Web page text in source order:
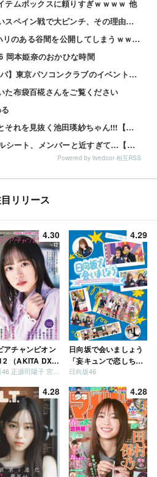
テムボックスに頼りすぎｗｗｗｗ 他
日本代表、絶対負けられないスペイン戦で大ピンチ、その理由がこれｗｗｗｗ 他
【動画】大場久美子(63)、ハリのある谷間を公開してしまうｗｗｗ 他
岡本姫奈のおかひな時間
【動画】2026.08.08 【タコパ】東京パソコンクラブのイベントの打ち上げしてみた！【話が尽きない】 ／ 乃木坂配信中
た布袋百椛さんをご覧ください
林瑠奈ちゃんの巧みな話術とそれを見抜く池田瑛紗ちゃん!!!【乃木坂46】
【櫻坂46】レミノスペシャルシート、メンバーと近すぎて…【全国ツアー2026】
Powered by livedoor 相互RSS
リリース
4.30
アチャンピオン
（AKITA DXシ
）
日向坂46 正源司陽子 宮地すみれ
4.29
日向坂で会いましょう
「妄キュンで恋しちゃ
いましょう」「どっち
う」「ご褒美でロケし
ましょう」「フレンド
リーになりましょう」
「笑って卒業を祝いま
しょう」 [Blu-ray]
日向坂46
4.28 4.28